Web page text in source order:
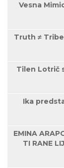
Vesna
Truth ≠
Tilen Lotrič
Ika
EMINA
TI RANE